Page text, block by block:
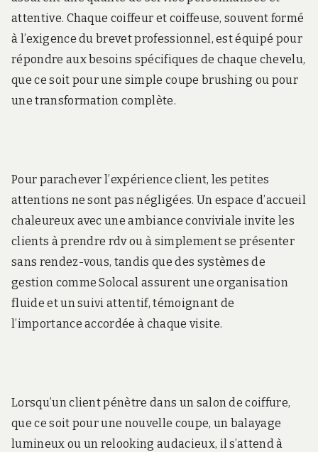
attentive. Chaque coiffeur et coiffeuse, souvent formé
à l’exigence du brevet professionnel, est équipé pour
répondre aux besoins spécifiques de chaque chevelu,
que ce soit pour une simple coupe brushing ou pour
une transformation complète.
Pour parachever l’expérience client, les petites
attentions ne sont pas négligées. Un espace d’accueil
chaleureux avec une ambiance conviviale invite les
clients à prendre rdv ou à simplement se présenter
sans rendez-vous, tandis que des systèmes de
gestion comme Solocal assurent une organisation
fluide et un suivi attentif, témoignant de
l’importance accordée à chaque visite.
Lorsqu’un client pénètre dans un salon de coiffure,
que ce soit pour une nouvelle coupe, un balayage
lumineux ou un relooking audacieux, il s’attend à